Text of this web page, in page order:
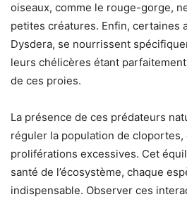
oiseaux, comme le rouge-gorge,
petites créatures. Enfin, certaines
Dysdera, se nourrissent
leurs chélicères étant
de ces proies.
La présence de ces prédateurs
réguler la population de cloportes,
proliférations excessives. Cet
santé de l’écosystème, chaque
indispensable. Observer ces